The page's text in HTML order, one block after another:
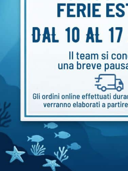
Gratuita
gratuita della
spedizioni